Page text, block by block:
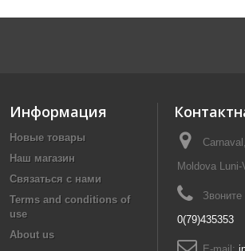
Информация
Новые товары
Наш магазин
Связаться с нами
Terms and conditions of
use
About us
Moldova
0(79)435353